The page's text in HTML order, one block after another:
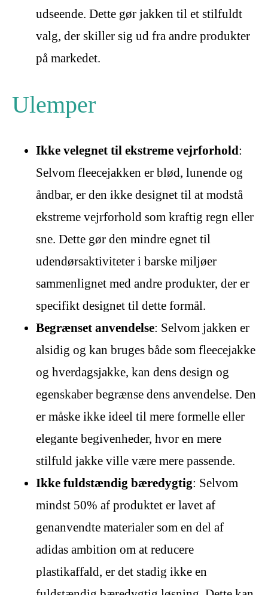
udseende. Dette gør jakken til et stilfuldt
valg, der skiller sig ud fra andre produkter
på markedet.
Ulemper
Ikke velegnet til ekstreme vejrforhold:
Selvom fleecejakken er blød, lunende og
åndbar, er den ikke designet til at modstå
ekstreme vejrforhold som kraftig regn eller
sne. Dette gør den mindre egnet til
udendørsaktiviteter i barske miljøer
sammenlignet med andre produkter, der er
specifikt designet til dette formål.
Begrænset anvendelse: Selvom jakken er
alsidig og kan bruges både som fleecejakke
og hverdagsjakke, kan dens design og
egenskaber begrænse dens anvendelse. Den
er måske ikke ideel til mere formelle eller
elegante begivenheder, hvor en mere
stilfuld jakke ville være mere passende.
Ikke fuldstændig bæredygtig: Selvom
mindst 50% af produktet er lavet af
genanvendte materialer som en del af
adidas ambition om at reducere
plastikaffald, er det stadig ikke en